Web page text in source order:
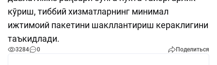
кўриш, тиббий хизматларнинг минимал
ижтимоий пакетини шакллантириш кераклигини
таъкидлади.
3284 0 Поделиться